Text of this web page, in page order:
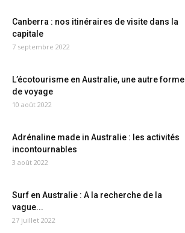
Canberra : nos itinéraires de visite dans la
capitale
7 septembre 2022
L’écotourisme en Australie, une autre forme
de voyage
10 août 2022
Adrénaline made in Australie : les activités
incontournables
3 août 2022
Surf en Australie : A la recherche de la
vague...
27 juillet 2022